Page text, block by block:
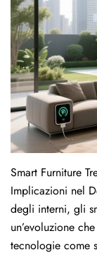
Smart Furniture
Implicazioni nel
degli interni, gli
un’evoluzione
tecnologie come